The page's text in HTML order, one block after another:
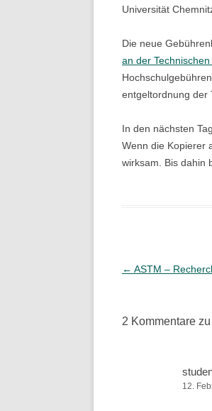
Universität
Die neue
an der
entgeltordnung der
In den nächsten
Wenn die Kopierer
wirksam. Bis dahin
← ASTM –
2 Kommentare zu
12.